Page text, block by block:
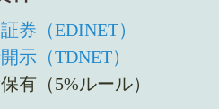
券（EDINET）
示（TDNET）
有（5%ルール）